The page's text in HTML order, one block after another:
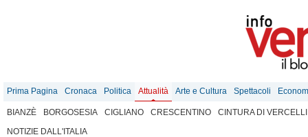
Prima Pagina Cronaca Politica Attualità Arte e Cultura Spettacoli
BIANZÈ BORGOSESIA CIGLIANO CRESCENTINO
CINTURA DI VERCELLI
NOTIZIE DALL'ITALIA